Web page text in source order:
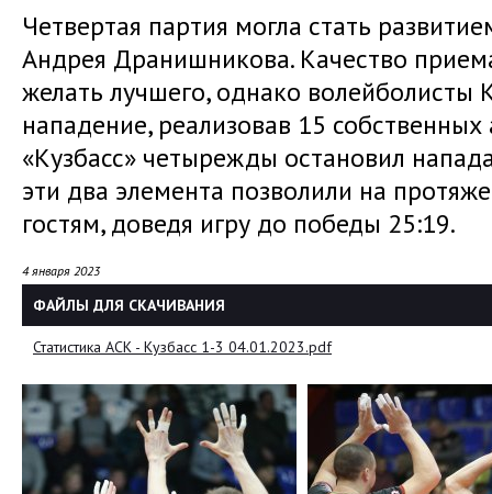
Четвертая партия могла стать
Андрея Дранишникова. Качество
желать лучшего, однако волейболисты
нападение, реализовав 15
«Кузбасс» четырежды остановил
эти два элемента позволили на
гостям, доведя игру до победы 25:19.
4 января 2023
ФАЙЛЫ ДЛЯ СКАЧИВАНИЯ
Статистика АСК - Кузбасс 1-3 04.01.2023.pdf